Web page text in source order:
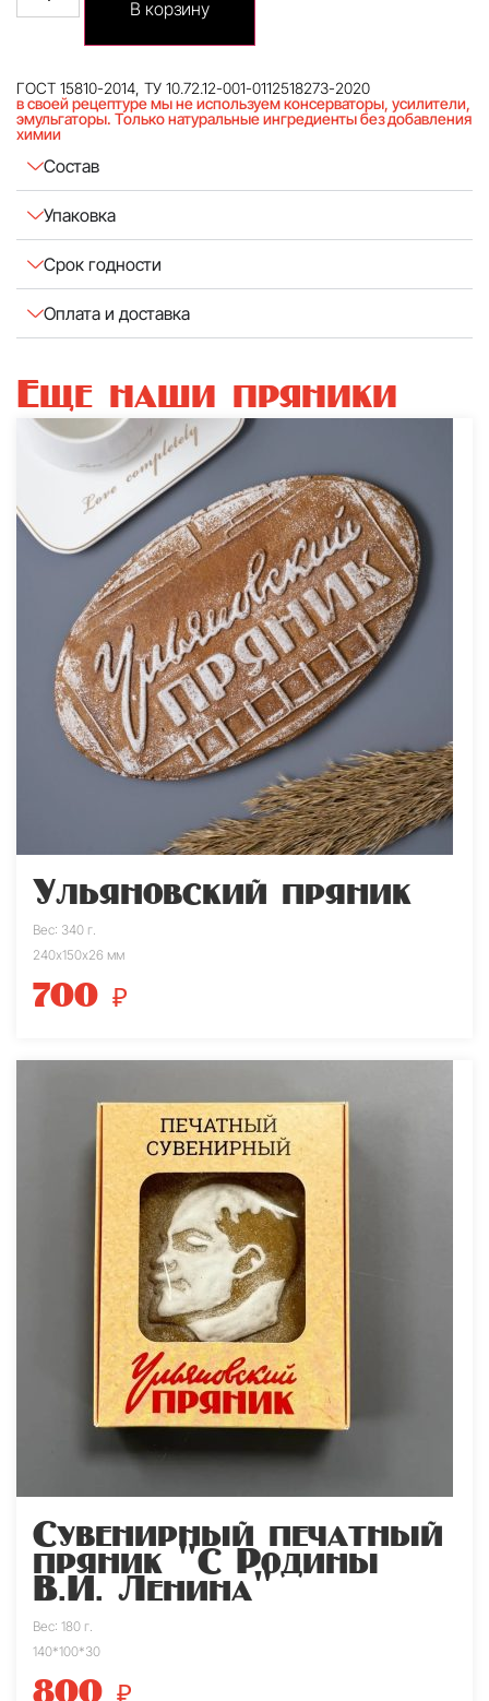
В корзину
ГОСТ 15810-2014, ТУ 10.72.12-001-0112518273-2020
в своей рецептуре мы не используем консерваторы, усилители,
эмульгаторы. Только натуральные ингредиенты без добавления
химии
Состав
Упаковка
Срок годности
Оплата и доставка
Еще наши пряники
Ульяновский пряник
Вес: 340 г.
240х150х26 мм
700 ₽
Сувенирный печатный
пряник "С Родины
В.И. Ленина"
Вес: 180 г.
140*100*30
800 ₽